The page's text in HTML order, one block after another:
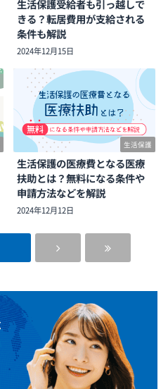
生活保護受給者も引っ越しで
きる？転居費用が支給される
条件も解説
2024年12月15日
生活保護
生活保護の医療費となる医療
扶助とは？無料になる条件や
申請方法などを解説
2024年12月12日